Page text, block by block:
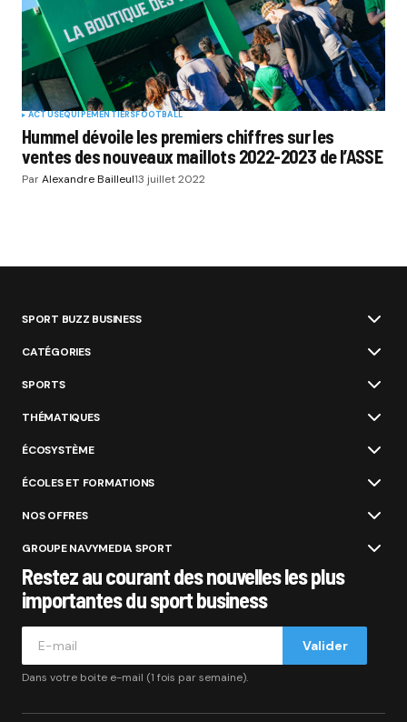
ACTUSEQUIPEMENTIERSFOOTBALL
Hummel dévoile les premiers chiffres sur les
ventes des nouveaux maillots 2022-2023 de l’ASSE
ParAlexandre Bailleul13 juillet 2022
SPORT BUZZ BUSINESS
CATÉGORIES
SPORTS
THÉMATIQUES
ÉCOSYSTÈME
ÉCOLES ET FORMATIONS
NOS OFFRES
GROUPE NAVYMEDIA SPORT
Restez au courant des nouvelles les plus
importantes du sport business
Valider
Dans votre boite e-mail (1 fois par semaine).